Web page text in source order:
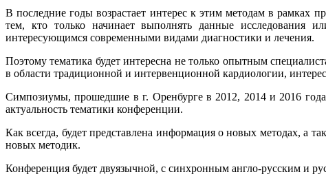
В последние годы возрастает интерес к этим методам в рамках
тем, кто только начинает выполнять данные исследования
интересующимся современными видами диагностики и лечения.
Поэтому тематика будет интересна не только опытным
в области традиционной и интервенционной кардиологии,
Симпозиумы, прошедшие в г. Оренбурге в 2012, 2014 и 2016
актуальность тематики конференции.
Как всегда, будет представлена информация о новых методах, а
новых методик.
Конференция будет двуязычной, с синхронным англо-русским и